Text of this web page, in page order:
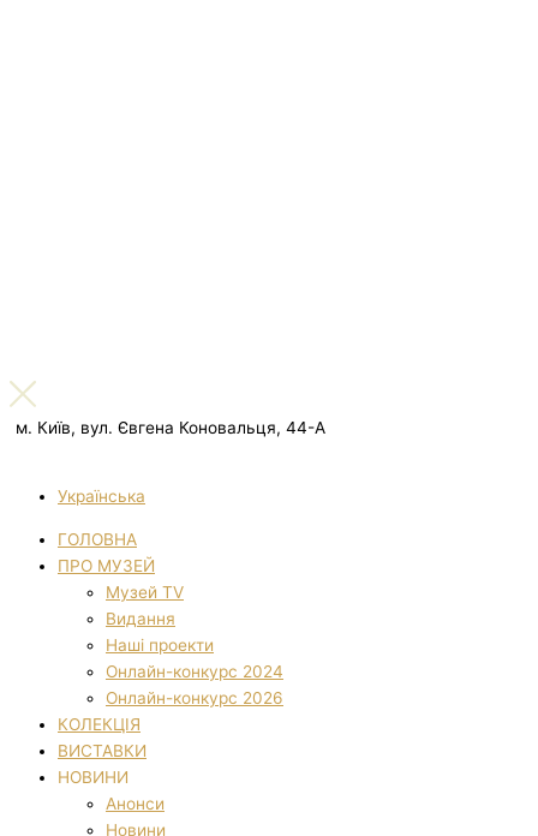
м. Київ, вул. Євгена Коновальця, 44-А
Українська
ГОЛОВНА
ПРО МУЗЕЙ
Музей TV
Видання
Наші проекти
Онлайн-конкурс 2024
Онлайн-конкурс 2026
КОЛЕКЦІЯ
ВИСТАВКИ
НОВИНИ
Анонси
Новини